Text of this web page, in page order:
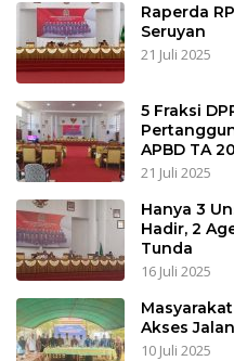
Raperda
Seruyan
21 Juli 2025
5 Fraksi
APBD TA
21 Juli 2025
Hanya 3
Hadir, 2
Tunda
16 Juli 2025
Akses Jalan
10 Juli 2025